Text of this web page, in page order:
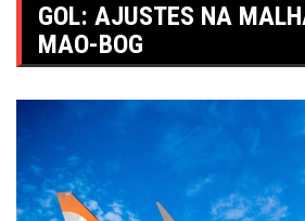
GOL: AJUSTES NA
MAO-BOG